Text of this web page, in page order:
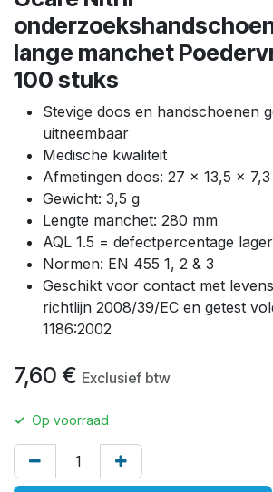
lange manchet
100 stuks
Stevige doos en handschoenen
uitneembaar
Medische kwaliteit
Afmetingen doos: 27 x 13,5 x
Gewicht: 3,5 g
Lengte manchet: 280 mm
AQL 1.5 = defectpercentage
Normen: EN 455 1, 2 & 3
Geschikt voor contact met
richtlijn 2008/39/EC en getest
1186:2002
7,60 € Exclusief btw
✓ Op voorraad